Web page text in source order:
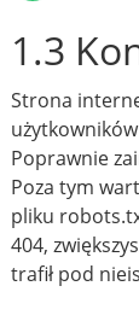
1.3
Strona
Poprawnie
Poza tym
pliku
404,
trafił pod